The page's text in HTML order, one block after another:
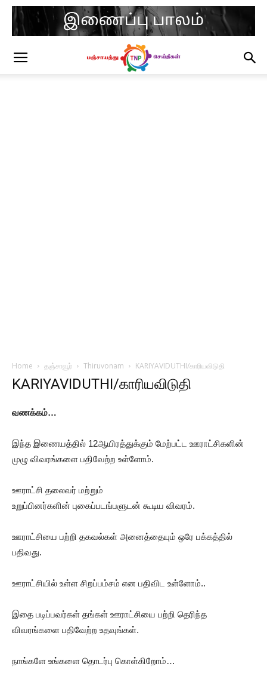
Home தஞ்சாவூர் Thiruvonam KARIYAVIDUTHI/காரியவிடுதி
KARIYAVIDUTHI/காரியவிடுதி
வணக்கம்…
இந்த இணையத்தில் 12ஆயிரத்துக்கும் மேற்பட்ட ஊராட்சிகளின்
முழு விவரங்களை பதிவேற்ற உள்ளோம்.
ஊராட்சி தலைவர் மற்றும்
உறுப்பினர்களின் புகைப்படங்பளுடன் கூடிய விவரம்.
ஊராட்சியை பற்றி தகவல்கள் அனைத்தையும் ஒரே பக்கத்தில்
பதிவது.
ஊராட்சியில் உள்ள சிறப்பம்சம் என பதிவிட உள்ளோம்..
இதை படிப்பவர்கள் தங்கள் ஊராட்சியை பற்றி தெரிந்த
விவரங்களை பதிவேற்ற உதவுங்கள்.
நாங்களே உங்களை தொடர்பு கொள்கிறோம்…